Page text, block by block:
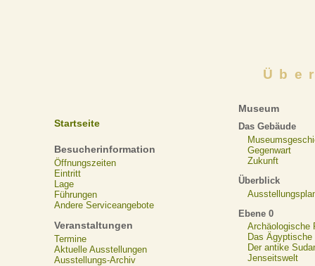
Startseite
Besucherinformation
Öffnungszeiten
Eintritt
Lage
Führungen
Andere Serviceangebote
Veranstaltungen
Termine
Aktuelle Ausstellungen
Ausstellungs-Archiv
Museum
Das Gebäude
Gegenwart
Zukunft
Überblick
Ebene 0
Archäologische
Das Ägyptische
Der antike
Jenseitswelt